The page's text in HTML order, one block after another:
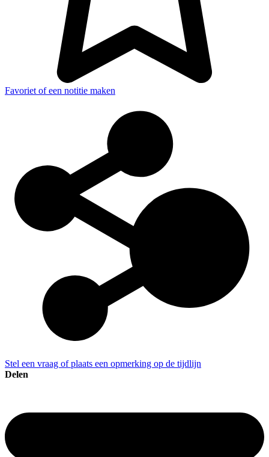
Favoriet of een notitie maken
Stel een vraag of plaats een opmerking op de tijdlijn
Delen